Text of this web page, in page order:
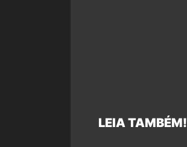
LEIA TAMBÉM!